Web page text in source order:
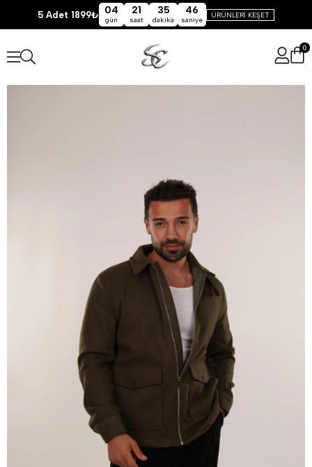
5 Adet 1899₺ 04
gün
21
saat
35
dakika
45
saniye
ÜRÜNLERİ KEŞET
0